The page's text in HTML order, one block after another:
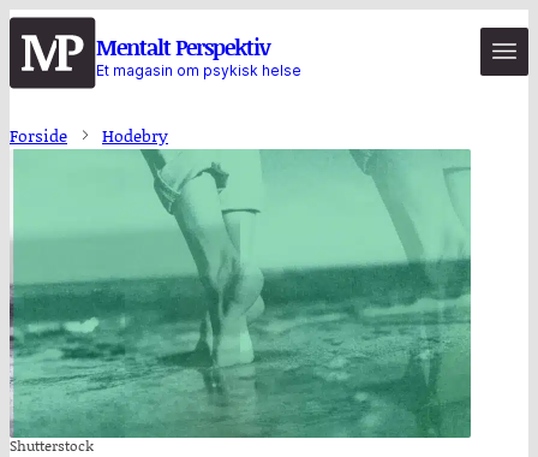
Hopp
til
hovedinnhold
Mentalt Perspektiv
Et magasin om psykisk helse
Forside Hodebry
Shutterstock